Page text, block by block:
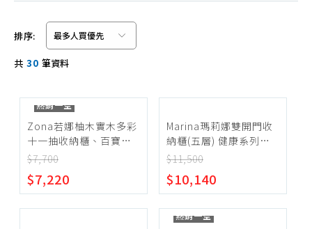
Iphone 17
臥室傢俱
床架、床頭片
床墊
電動床
化妝鏡台、化妝椅
衣櫃
斗櫃、收納櫃
房間組
信用卡/Line Pay/ATM
分期0利率
超商付款
確定範圍
排序:
共 30 筆資料
熱銷一空
Zona若娜柚木實木多彩
十一抽收納櫃、百寶
櫃、斗櫃、邊櫃、玄關
居家無限】
$7,700
$7,220
Marina瑪莉娜雙開門收
納櫃(五層) 健康系列
【myhome8居家無限】
$11,500
$10,140
熱銷一空